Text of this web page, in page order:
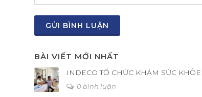
GỬI BÌNH LUẬN
BÀI VIẾT MỚI NHẤT
INDECO TỔ CHỨC KHÁM SỨC
0 bình luận